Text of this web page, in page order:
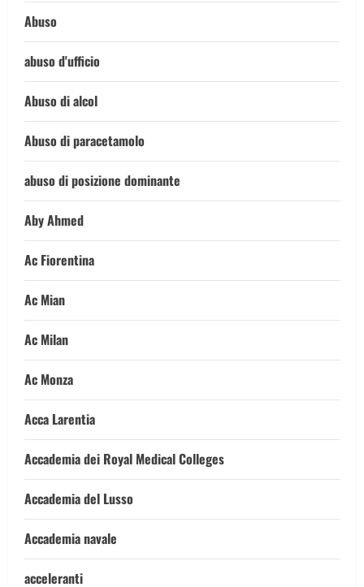
Abuso
abuso d'ufficio
Abuso di alcol
Abuso di paracetamolo
abuso di posizione dominante
Aby Ahmed
Ac Fiorentina
Ac Mian
Ac Milan
Ac Monza
Acca Larentia
Accademia dei Royal Medical Colleges
Accademia del Lusso
Accademia navale
acceleranti